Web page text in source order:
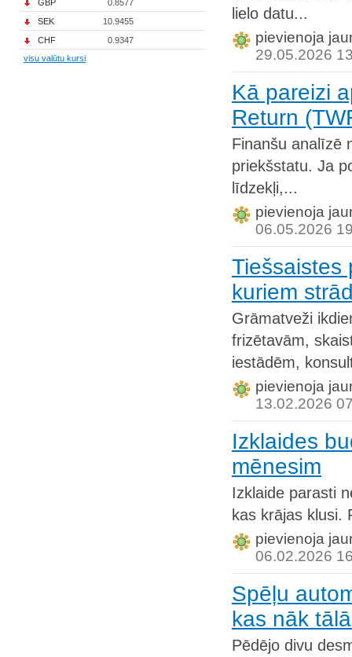
GBP
0.8577
SEK
10.9455
CHF
0.9347
visu valūtu kursi
lielo datu...
pievienoja
29.05.2026
Kā pareizi
Return
Finanšu analīzē
priekšstatu. Ja
līdzekļi,...
pievienoja
06.05.2026
Tiešsaistes
kuriem
Grāmatveži
frizētavām,
iestādēm,
pievienoja
13.02.2026
Izklaides
mēnesim
Izklaide parasti
kas krājas klusi.
pievienoja
06.02.2026
Spēļu
kas nāk
Pēdējo divu